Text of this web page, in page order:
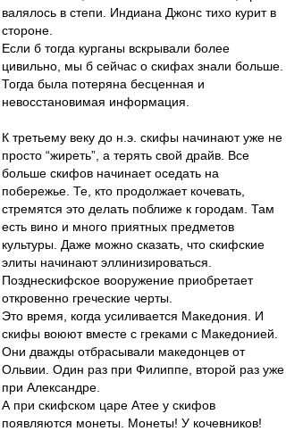
валялось в степи. Индиана Джонс тихо курит в
стороне.
Если б тогда курганы вскрывали более
цивильно, мы б сейчас о скифах знали больше.
Тогда была потеряна бесценная и
невосстановимая информация.
К третьему веку до н.э. скифы начинают уже не
просто “жиреть”, а терять свой драйв. Все
больше скифов начинает оседать на
побережье. Те, кто продолжает кочевать,
стремятся это делать поближе к городам. Там
есть вино и много приятных предметов
культуры. Даже можно сказать, что скифские
элиты начинают эллинизироваться.
Позднескифское вооружение приобретает
откровенно греческие черты.
Это время, когда усиливается Македония. И
скифы воюют вместе с греками с Македонией.
Они дважды отбрасывали македонцев от
Ольвии. Один раз при Филиппе, второй раз уже
при Александре.
А при скифском царе Атее у скифов
появляются монеты. Монеты! У кочевников!